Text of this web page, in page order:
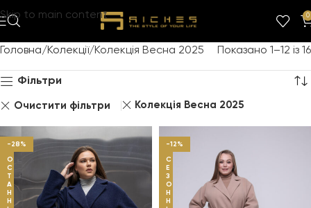
Skip to main content 0
Головна Колекції Колекція Весна 2025 Показано 1–12 із 16
Фільтри
Очистити фільтри Колекція Весна 2025
-28%
О
С
Т
А
Н
Н
-12%
С
Е
З
О
Н
Н